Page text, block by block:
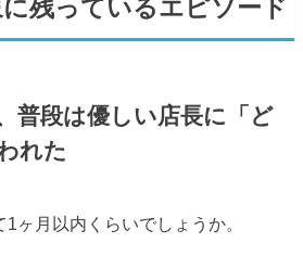
に残っているエピソード
普段は優しい店長に「ど
れた
ヶ月以内くらいでしょうか。